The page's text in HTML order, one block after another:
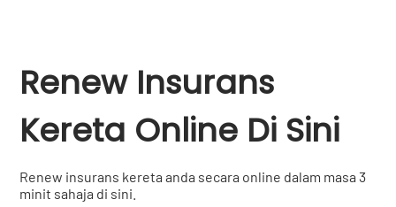
Renew Insurans
Kereta Online Di Sini
Renew insurans kereta anda secara online dalam masa 3
minit sahaja di sini.